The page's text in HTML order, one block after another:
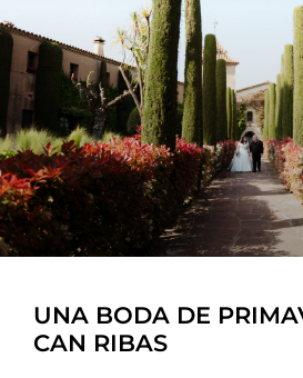
UNA BODA DE
CAN RIBAS